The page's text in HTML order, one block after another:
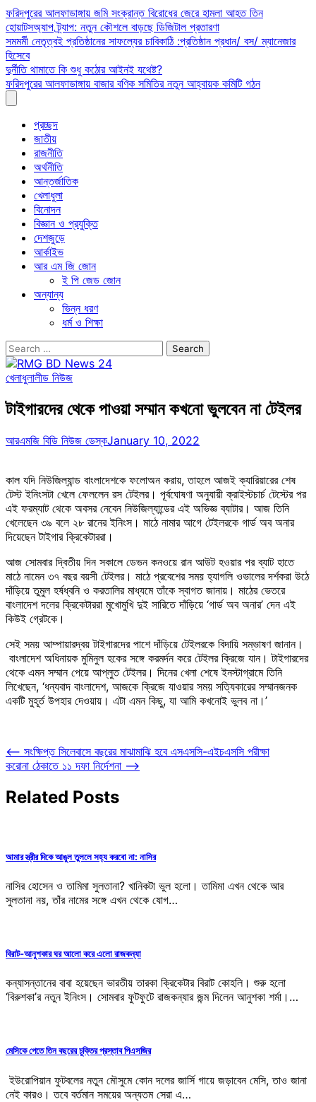
Skip
to
content
ফরিদপুরের আলফাডাঙ্গায় জমি সংক্রান্ত বিরোধের জেরে হামলা আহত তিন
হোয়াটসঅ্যাপ ট্র্যাপ: নতুন কৌশলে বাড়ছে ডিজিটাল প্রতারণা
সমমর্মী নেতৃত্বই প্রতিষ্ঠানের সাফল্যের চাবিকাঠি :প্রতিষ্ঠান প্রধান/ বস/ ম্যানেজার
হিসেবে
দুর্নীতি থামাতে কি শুধু কঠোর আইনই যথেষ্ট?
ফরিদপুরের আলফাডাঙ্গায় বাজার বণিক সমিতির নতুন আহ্বায়ক কমিটি গঠন
প্রচ্ছদ
জাতীয়
রাজনীতি
অর্থনীতি
আন্তর্জাতিক
খেলাধুলা
বিনোদন
বিজ্ঞান ও প্রযুক্তি
দেশজুড়ে
আর্কাইভ
আর এম জি জোন
ই পি জেড জোন
অন্যান্য
ভিন্ন ধরণ
ধর্ম ও শিক্ষা
Search
for:
খেলাধুলালীড নিউজ
টাইগারদের থেকে পাওয়া সম্মান কখনো ভুলবেন না টেইলর
আরএমজি বিডি নিউজ ডেস্কJanuary 10, 2022
কাল যদি নিউজিল্যান্ড বাংলাদেশকে ফলোঅন করায়, তাহলে আজই ক্যারিয়ারের শেষ
টেস্ট ইনিংসটা খেলে ফেললেন রস টেইলর। পূর্বঘোষণা অনুযায়ী ক্রাইস্টচার্চ টেস্টের পর
এই ফরম্যাট থেকে অবসর নেবেন নিউজিল্যান্ডের এই অভিজ্ঞ ব্যাটার। আজ তিনি
খেলেছেন ৩৯ বলে ২৮ রানের ইনিংস। মাঠে নামার আগে টেইলরকে গার্ড অব অনার
দিয়েছেন টাইগার ক্রিকেটাররা।
আজ সোমবার দ্বিতীয় দিন সকালে ডেভন কনওয়ে রান আউট হওয়ার পর ব্যাট হাতে
মাঠে নামেন ৩৭ বছর বয়সী টেইলর। মাঠে প্রবেশের সময় হ্যাগলি ওভালের দর্শকরা উঠে
দাঁড়িয়ে তুমুল হর্ষধ্বনি ও করতালির মাধ্যমে তাঁকে স্বাগত জানায়। মাঠের ভেতরে
বাংলাদেশ দলের ক্রিকেটাররা মুখোমুখি দুই সারিতে দাঁড়িয়ে ‘গার্ড অব অনার’ দেন এই
কিউই গ্রেটকে।
সেই সময় আম্পায়ারদ্বয় টাইগারদের পাশে দাঁড়িয়ে টেইলরকে বিদায়ি সম্ভাষণ জানান।
বাংলাদেশ অধিনায়ক মুমিনুল হকের সঙ্গে করমর্দন করে টেইলর ক্রিজে যান। টাইগারদের
থেকে এমন সম্মান পেয়ে আপ্লুত টেইলর। দিনের খেলা শেষে ইনস্টাগ্রামে তিনি
লিখেছেন, ‘ধন্যবাদ বাংলাদেশ, আজকে ক্রিজে যাওয়ার সময় সত্যিকারের সম্মানজনক
একটি মুহূর্ত উপহার দেওয়ায়। এটা এমন কিছু, যা আমি কখনোই ভুলব না।’
Post
navigation
⟵ সংক্ষিপ্ত সিলেবাসে বছরের মাঝামাঝি হবে এসএসসি-এইচএসসি পরীক্ষা
করোনা ঠেকাতে ১১ দফা নির্দেশনা ⟶
Related Posts
আমার স্ত্রীর দিকে আঙুল তুললে সহ্য করবো না: নাসির
নাসির হোসেন ও তামিমা সুলতানা? খানিকটা ভুল হলো। তামিমা এখন থেকে আর
সুলতানা নয়, তাঁর নামের সঙ্গে এখন থেকে যোগ…
বিরাট-আনুশকার ঘর আলো করে এলো রাজকন্যা
কন্যাসন্তানের বাবা হয়েছেন ভারতীয় তারকা ক্রিকেটার বিরাট কোহলি। শুরু হলো
‘বিরুশকা’র নতুন ইনিংস। সোমবার ফুটফুটে রাজকন্যার জন্ম দিলেন আনুশকা শর্মা।…
মেসিকে পেতে তিন বছরের চুক্তির প্রস্তাব পিএসজির
ইউরোপিয়ান ফুটবলের নতুন মৌসুমে কোন দলের জার্সি গায়ে জড়াবেন মেসি, তাও জানা
নেই কারও। তবে বর্তমান সময়ের অন্যতম সেরা এ…